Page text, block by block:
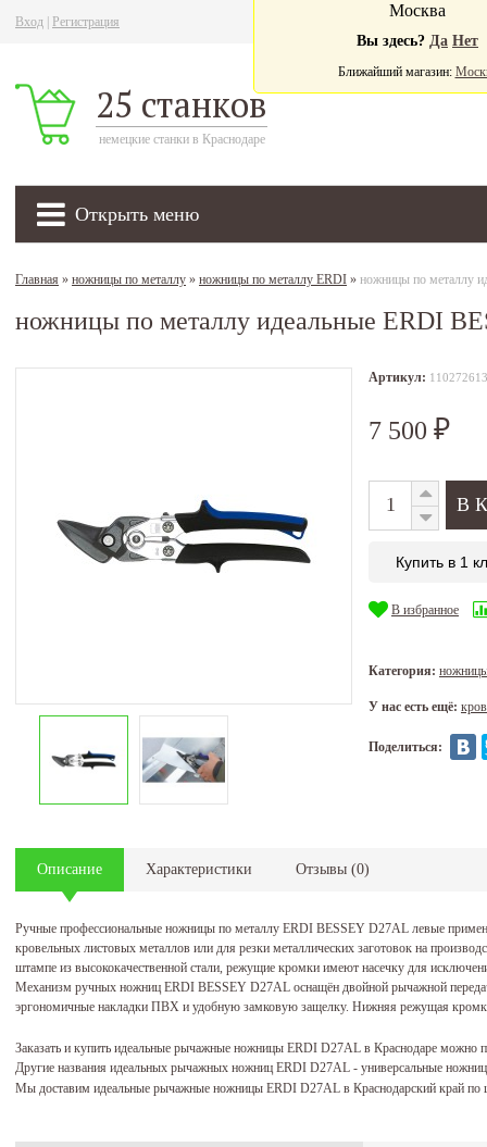
Вход Регистрация
25 станков
немецкие станки в Краснодаре
Открыть меню
Москва
Вы здесь? Да Нет
Ближайший магазин:
Главная » ножницы по металлу » ножницы по металлу ERDI » ножницы по металлу
ножницы по металлу идеальные ERDI
Артикул: 110272613
7 500 ₽
Купить в 1
В избранное
Категория:
У нас есть ещё:
Поделиться:
Описание Характеристики Отзывы (0)
Ручные профессиональные ножницы по металлу ERDI BESSEY D27AL левые
кровельных листовых металлов или для резки металлических заготовок на
штампе из высококачественной стали, режущие кромки имеют насечку для
Механизм ручных ножниц ERDI BESSEY D27AL оснащён двойной рычажной
эргономичные накладки ПВХ и удобную замковую защелку. Нижняя режущая
Заказать и купить идеальные рычажные ножницы ERDI D27AL в Краснодаре можно
Другие названия идеальных рычажных ножниц ERDI D27AL - универсальные
Мы доставим идеальные рычажные ножницы ERDI D27AL в Краснодарский край по